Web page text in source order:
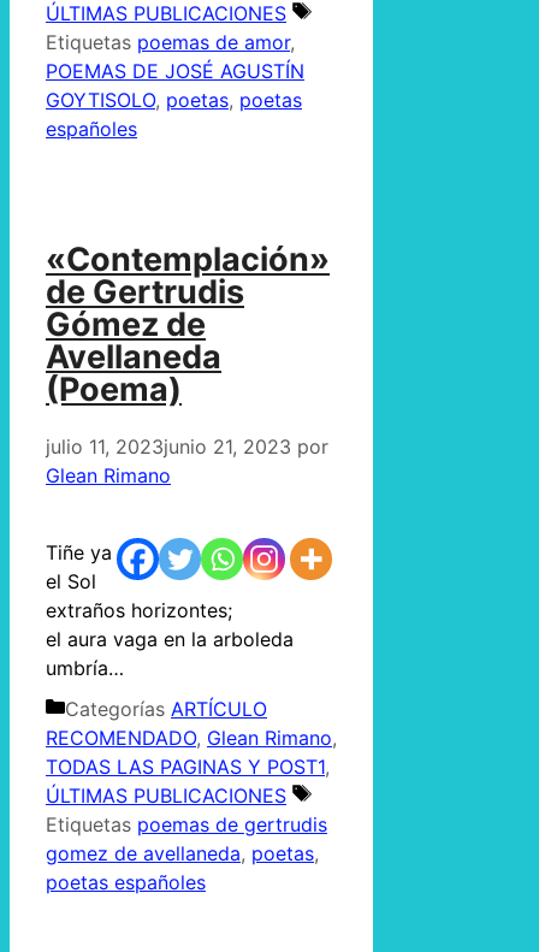
ÚLTIMAS PUBLICACIONES
Etiquetas poemas de amor,
POEMAS DE JOSÉ AGUSTÍN
GOYTISOLO, poetas, poetas
españoles
«Contemplación»
de Gertrudis
Gómez de
Avellaneda
(Poema)
julio 11, 2023junio 21, 2023 por
Glean Rimano
Tiñe ya
el Sol
extraños horizontes;
el aura vaga en la arboleda
umbría…
Categorías ARTÍCULO
RECOMENDADO, Glean Rimano,
TODAS LAS PAGINAS Y POST1,
ÚLTIMAS PUBLICACIONES
Etiquetas poemas de gertrudis
gomez de avellaneda, poetas,
poetas españoles